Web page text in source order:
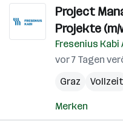
Project
Projekte (m/
Fresenius Kabi
vor 7 Tagen
Graz
Vollzeit
Merken